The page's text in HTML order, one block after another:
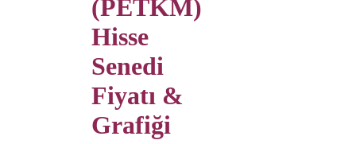
(PETKM)
Hisse
Senedi
Fiyatı &
Grafiği